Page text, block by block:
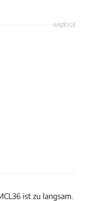
ANZEIGE
ist zu langsam.